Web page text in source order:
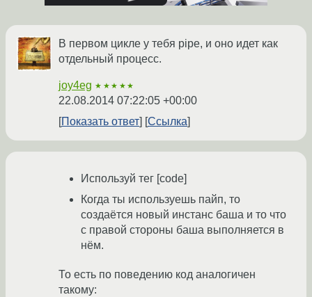
В первом цикле у тебя pipe, и оно идет как
отдельный процесс.
joy4eg ★★★★★
22.08.2014 07:22:05 +00:00
Показать ответ
Ссылка
Используй тег [code]
Когда ты используешь пайп, то
создаётся новый инстанс баша и то что
с правой стороны баша выполняется в
нём.
То есть по поведению код аналогичен
такому: